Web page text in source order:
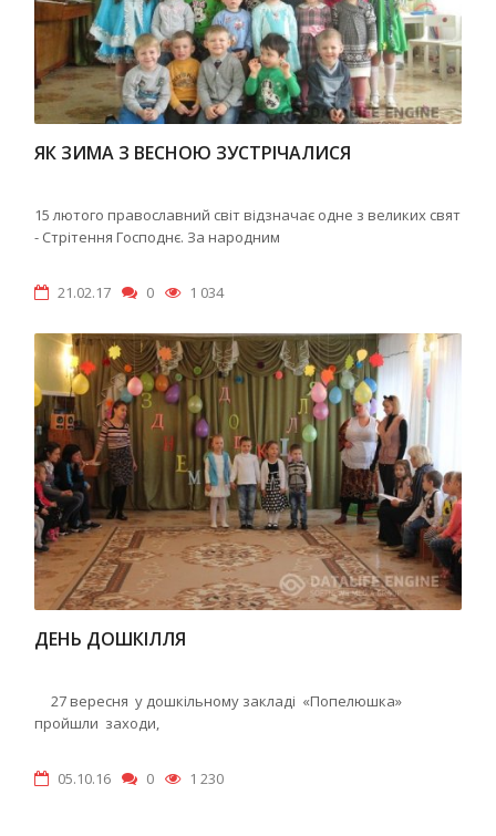
ЯК ЗИМА З ВЕСНОЮ ЗУСТРІЧАЛИСЯ
15 лютого православний світ відзначає одне з великих свят
- Стрітення Господнє. За народним
21.02.17 0 1 034
ДЕНЬ ДОШКІЛЛЯ
27 вересня у дошкільному закладі «Попелюшка»
пройшли заходи,
05.10.16 0 1 230